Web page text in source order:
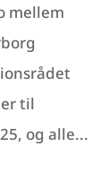
mellem
til
og alle...